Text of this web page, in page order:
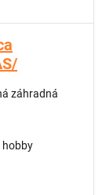
záhradná
hobby